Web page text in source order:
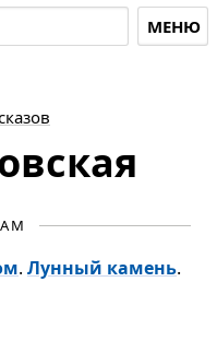
МЕНЮ
. Лунный камень.